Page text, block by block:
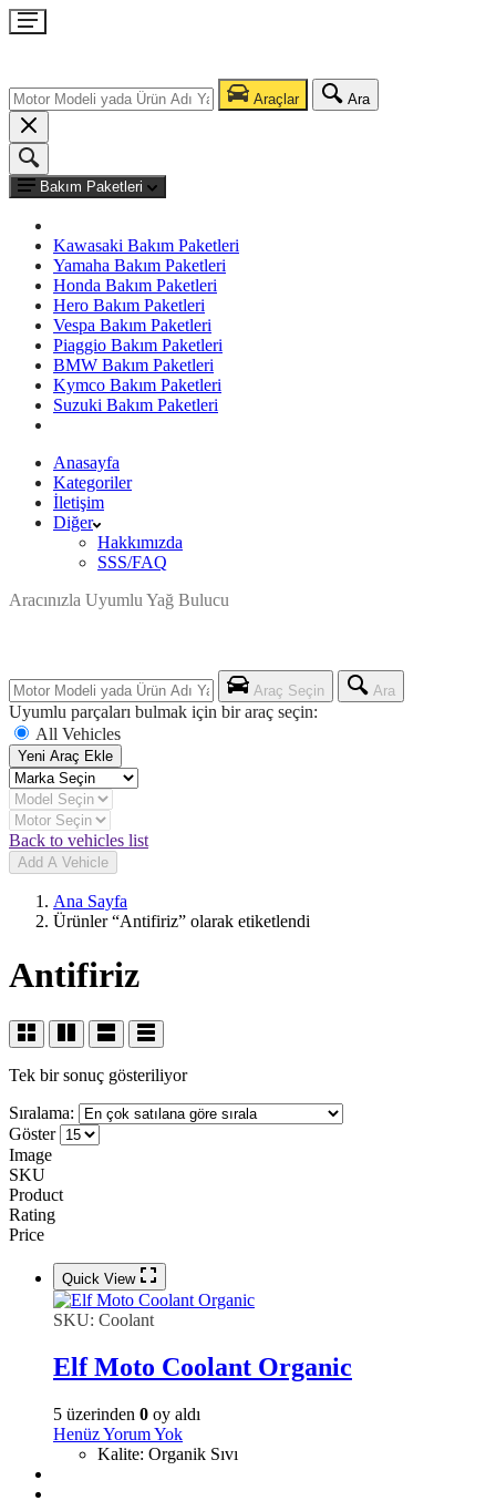
Araçlar Ara
Bakım Paketleri
Kawasaki Bakım Paketleri
Yamaha Bakım Paketleri
Honda Bakım Paketleri
Hero Bakım Paketleri
Vespa Bakım Paketleri
Piaggio Bakım Paketleri
BMW Bakım Paketleri
Kymco Bakım Paketleri
Suzuki Bakım Paketleri
Anasayfa
Kategoriler
İletişim
Diğer
Hakkımızda
SSS/FAQ
Aracınızla Uyumlu Yağ Bulucu
Araç Seçin Ara
Uyumlu parçaları bulmak için bir araç seçin:
All Vehicles
Yeni Araç Ekle
Back to vehicles list
Add A Vehicle
Ana Sayfa
Ürünler “Antifiriz” olarak etiketlendi
Antifiriz
Tek bir sonuç gösteriliyor
Sıralama:
Göster
Image
SKU
Product
Rating
Price
Quick View
SKU: Coolant
Elf Moto Coolant Organic
5 üzerinden 0 oy aldı
Henüz Yorum Yok
Kalite: Organik Sıvı